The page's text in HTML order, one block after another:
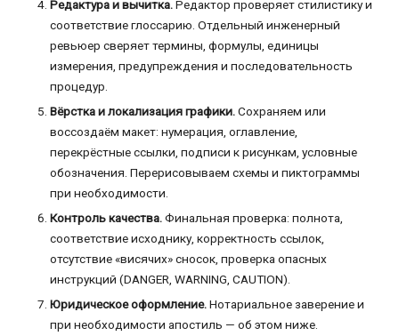
Редактура и вычитка.Редактор проверяет стилистику и
соответствие глоссарию. Отдельный инженерный
ревьюер сверяет термины, формулы, единицы
измерения, предупреждения и последовательность
процедур.
Вёрстка и локализация графики.Сохраняем или
воссоздаём макет: нумерация, оглавление,
перекрёстные ссылки, подписи к рисункам, условные
обозначения. Перерисовываем схемы и пиктограммы
при необходимости.
Контроль качества.Финальная проверка: полнота,
соответствие исходнику, корректность ссылок,
отсутствие «висячих» сносок, проверка опасных
инструкций (DANGER, WARNING, CAUTION).
Юридическое оформление.Нотариальное заверение и
при необходимости апостиль — об этом ниже.